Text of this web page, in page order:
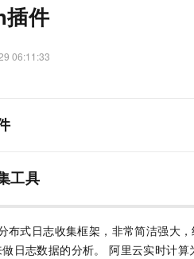
件
06:11:33
工具
布式日志收集框架，非常简洁强大
日志数据的分析。 阿里云实时计